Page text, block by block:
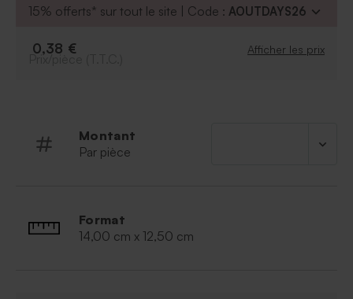
15% offerts* sur tout le site | Code : AOUTDAYS26
0,38 € Afficher les prix
Montant
Par pièce
Format
14,00 cm x 12,50 cm